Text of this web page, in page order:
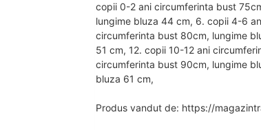
copii 0-2 ani circumferinta bust
lungime bluza 44 cm, 6. copii 4-6
circumferinta bust 80cm, lungime
51 cm, 12. copii 10-12 ani
circumferinta bust 90cm, lungime
bluza 61 cm,
Produs vandut de: https://